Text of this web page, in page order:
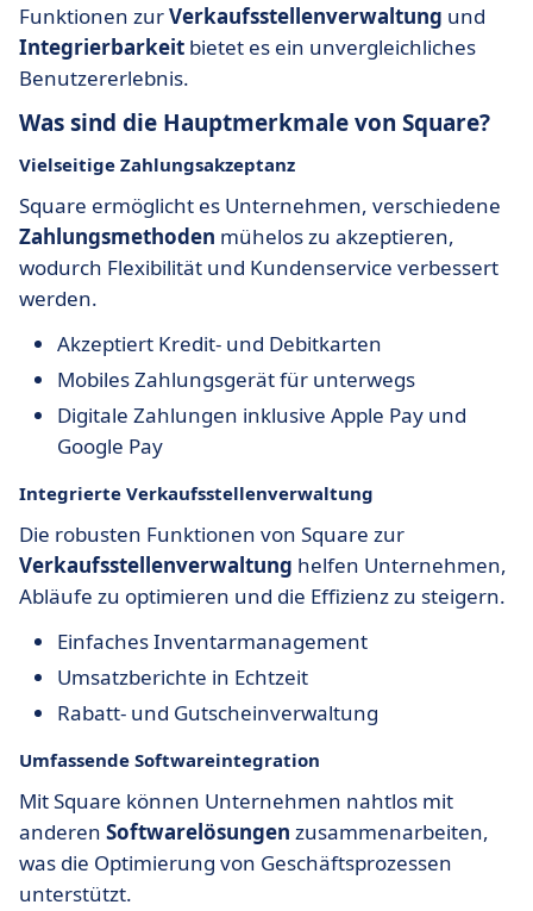
Funktionen zurVerkaufsstellenverwaltung und
Integrierbarkeit bietet es ein unvergleichliches
Benutzererlebnis.
Was sind die Hauptmerkmale von Square?
Vielseitige Zahlungsakzeptanz
Square ermöglicht es Unternehmen, verschiedene
Zahlungsmethoden mühelos zu akzeptieren,
wodurch Flexibilität und Kundenservice verbessert
werden.
Akzeptiert Kredit- und Debitkarten
Mobiles Zahlungsgerät für unterwegs
Digitale Zahlungen inklusive Apple Pay und
Google Pay
Integrierte Verkaufsstellenverwaltung
Die robusten Funktionen von Square zur
Verkaufsstellenverwaltung helfen Unternehmen,
Abläufe zu optimieren und die Effizienz zu steigern.
Einfaches Inventarmanagement
Umsatzberichte in Echtzeit
Rabatt- und Gutscheinverwaltung
Umfassende Softwareintegration
Mit Square können Unternehmen nahtlos mit
anderen Softwarelösungen zusammenarbeiten,
was die Optimierung von Geschäftsprozessen
unterstützt.